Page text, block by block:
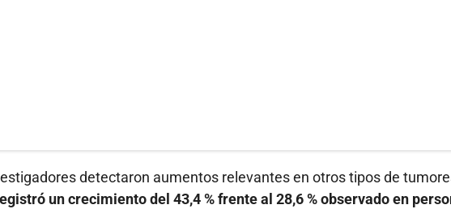
detectaron aumentos relevantes en otros tipos de
un crecimiento del 43,4 % frente al 28,6 % observado en